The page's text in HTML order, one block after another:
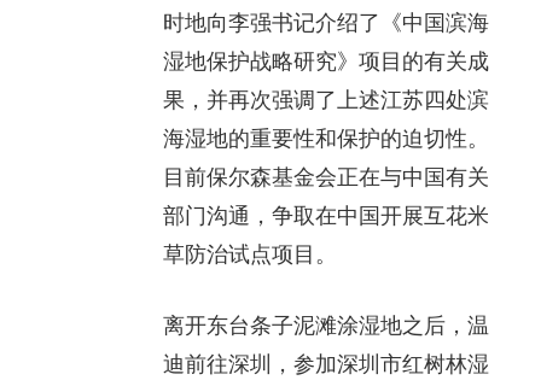
时地向李强书记介绍了《中国滨海
湿地保护战略研究》项目的有关成
果，并再次强调了上述江苏四处滨
海湿地的重要性和保护的迫切性。
目前保尔森基金会正在与中国有关
部门沟通，争取在中国开展互花米
草防治试点项目。
离开东台条子泥滩涂湿地之后，温
迪前往深圳，参加深圳市红树林湿